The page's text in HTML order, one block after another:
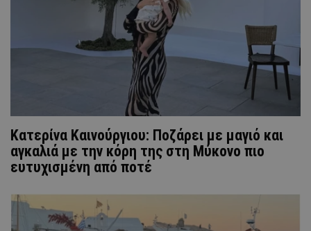
Κατερίνα Καινούργιου: Ποζάρει με μαγιό και
αγκαλιά με την κόρη της στη Μύκονο πιο
ευτυχισμένη από ποτέ